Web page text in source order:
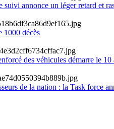
annonce un léger retard et
1000 décès
des véhicules démarre le 10
de la nation : la Task force